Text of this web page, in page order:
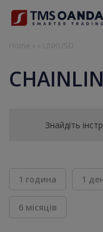
Знайдіть
1 година 1
6 місяців